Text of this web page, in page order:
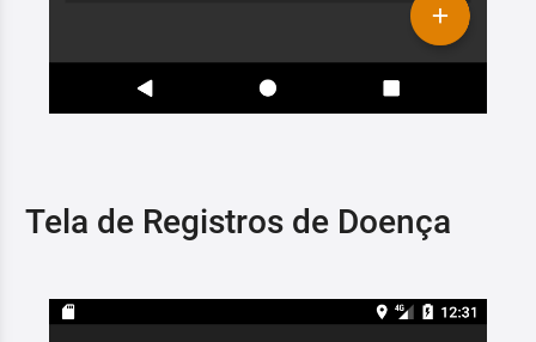
Tela de Registros de Doença